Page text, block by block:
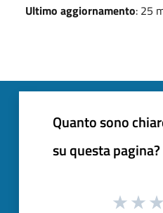
Ultimo aggiornamento: 25
Quanto sono
su questa pagina?